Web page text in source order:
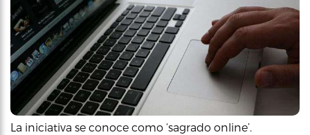
La iniciativa se conoce como ‘sagrado online’.